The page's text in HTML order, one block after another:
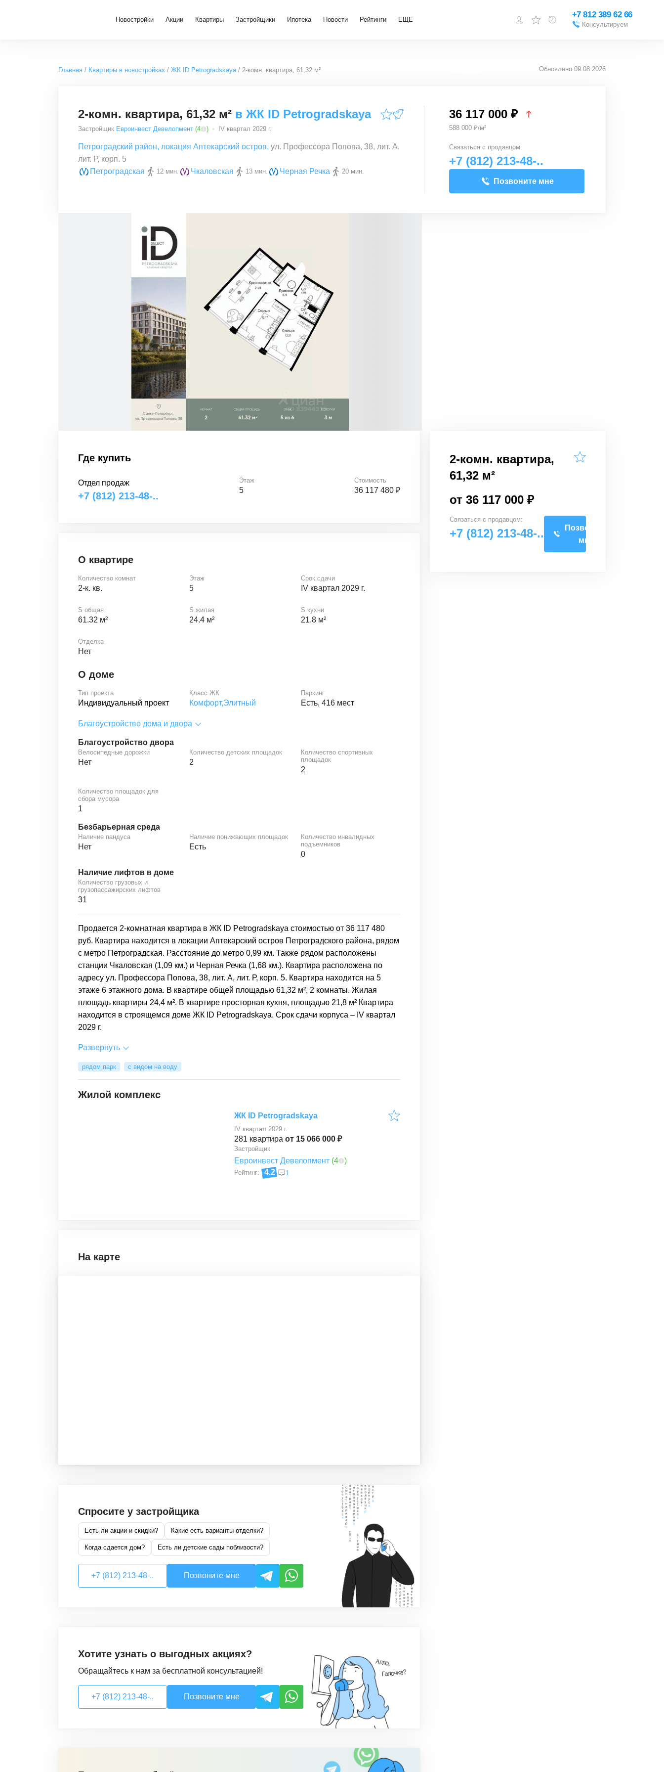
Новостройки Акции Квартиры Застройщики Ипотека Новости Рейтинги ЕЩЕ
Добавить объект
+7 812 389 62 66
Консультируем
Главная Квартиры в новостройках ЖК ID Petrogradskaya 2-комн. квартира, 61,32 м² Обновлено 09.08.2026
2-комн. квартира, 61,32 м² в ЖК ID Petrogradskaya
Застройщик Евроинвест Девелопмент (4 ) IV квартал 2029 г.
Петроградский район, локация Аптекарский остров, ул. Профессора Попова, 38, лит. А,
лит. Р, корп. 5
Петроградская
12 мин. Чкаловская 13 мин. Черная Речка 20 мин.
36 117 000 ₽
588 000 ₽/м²
Связаться с продавцом:
+7 (812) 213-48-..
Позвоните мне
Где купить
Отдел продаж
+7 (812) 213-48-..
Этаж
5
Стоимость
36 117 480 ₽
О квартире
Количество комнат
2-к. кв.
Этаж
5
Срок сдачи
IV квартал 2029 г.
S общая
61.32 м²
S жилая
24.4 м²
S кухни
21.8 м²
Отделка
Нет
О доме
Тип проекта
Индивидуальный проект
Класс ЖК
Комфорт,Элитный
Паркинг
Есть, 416 мест
Благоустройство дома и двора
Благоустройство двора
Велосипедные дорожки
Нет
Количество детских площадок
2
Количество спортивных
площадок
2
Количество площадок для
сбора мусора
1
Безбарьерная среда
Наличие пандуса
Нет
Наличие понижающих площадок
Есть
Количество инвалидных
подъемников
0
Наличие лифтов в доме
Количество грузовых и
грузопассажирских лифтов
31
Продается 2-комнатная квартира в ЖК ID Petrogradskaya стоимостью от 36 117 480
руб. Квартира находится в локации Аптекарский остров Петроградского района, рядом
с метро Петроградская. Расстояние до метро 0,99 км. Также рядом расположены
станции Чкаловская (1,09 км.) и Черная Речка (1,68 км.). Квартира расположена по
адресу ул. Профессора Попова, 38, лит. А, лит. Р, корп. 5. Квартира находится на 5
этаже 6 этажного дома. В квартире общей площадью 61,32 м², 2 комнаты. Жилая
площадь квартиры 24,4 м². В квартире просторная кухня, площадью 21,8 м² Квартира
находится в строящемся доме ЖК ID Petrogradskaya. Срок сдачи корпуса – IV квартал
2029 г.
Развернуть
рядом парк с видом на воду
Жилой комплекс
ЖК ID Petrogradskaya
IV квартал 2029 г.
281 квартира от 15 066 000 ₽
Застройщик
Евроинвест Девелопмент (4 )
Рейтинг: 4.2 1
На карте
Спросите у застройщика
Есть ли акции и скидки? Какие есть варианты отделки?
Когда сдается дом? Есть ли детские сады поблизости?
+7 (812) 213-48-.. Позвоните мне
Хотите узнать о выгодных акциях?
Обращайтесь к нам за бесплатной консультацией!
+7 (812) 213-48-.. Позвоните мне
2-комн. квартира,
61,32 м²
от 36 117 000 ₽
Связаться с продавцом:
+7 (812) 213-48-..
Позвоните
мне